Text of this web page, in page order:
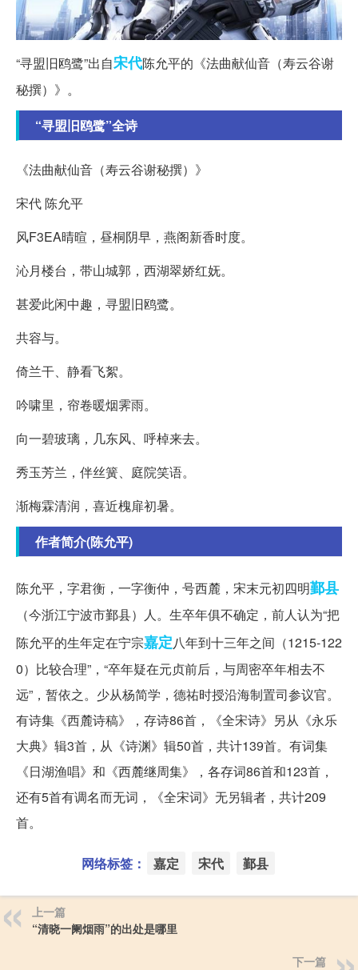
“寻盟旧鸥鹭”出自宋代陈允平的《法曲献仙音（寿云谷谢
秘撰）》。
“寻盟旧鸥鹭”全诗
《法曲献仙音（寿云谷谢秘撰）》
宋代 陈允平
风F3EA晴暄，昼桐阴早，燕阁新香时度。
沁月楼台，带山城郭，西湖翠娇红妩。
甚爱此闲中趣，寻盟旧鸥鹭。
共容与。
倚兰干、静看飞絮。
吟啸里，帘卷暖烟霁雨。
向一碧玻璃，几东风、呼棹来去。
秀玉芳兰，伴丝簧、庭院笑语。
渐梅霖清润，喜近槐扉初暑。
作者简介(陈允平)
陈允平，字君衡，一字衡仲，号西麓，宋末元初四明鄞县
（今浙江宁波市鄞县）人。生卒年俱不确定，前人认为“把
陈允平的生年定在宁宗嘉定八年到十三年之间（1215-122
0）比较合理”，“卒年疑在元贞前后，与周密卒年相去不
远”，暂依之。少从杨简学，德祐时授沿海制置司参议官。
有诗集《西麓诗稿》，存诗86首，《全宋诗》另从《永乐
大典》辑3首，从《诗渊》辑50首，共计139首。有词集
《日湖渔唱》和《西麓继周集》，各存词86首和123首，
还有5首有调名而无词，《全宋词》无另辑者，共计209
首。
网络标签： 嘉定 宋代 鄞县
上一篇
“清晓一阑烟雨”的出处是哪里
下一篇